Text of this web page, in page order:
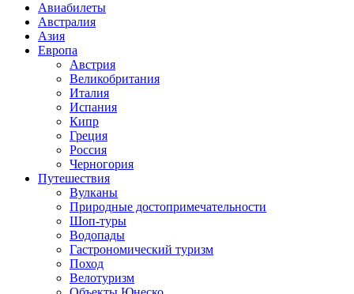
Авиабилеты
Австралия
Азия
Европа
Австрия
Великобритания
Италия
Испания
Кипр
Греция
Россия
Черногория
Путешествия
Вулканы
Природные достопримечательности
Шоп-туры
Водопады
Гастрономический туризм
Поход
Велотуризм